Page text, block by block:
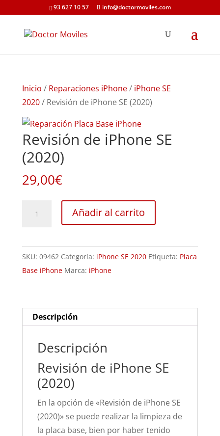
93 627 10 57 info@doctormoviles.com
Inicio / Reparaciones iPhone/ iPhone SE
2020/ Revisión de iPhone SE (2020)
Revisión de iPhone SE
(2020)
29,00€
SE
(2020)
cantidad
Añadir al carrito
SKU: 09462 Categoría: iPhone SE 2020 Etiqueta: Placa
Base iPhone Marca: iPhone
Descripción
Descripción
Revisión de iPhone SE
(2020)
En la opción de «Revisión de iPhone SE
(2020)» se puede realizar la limpieza de
la placa base, bien por haber tenido